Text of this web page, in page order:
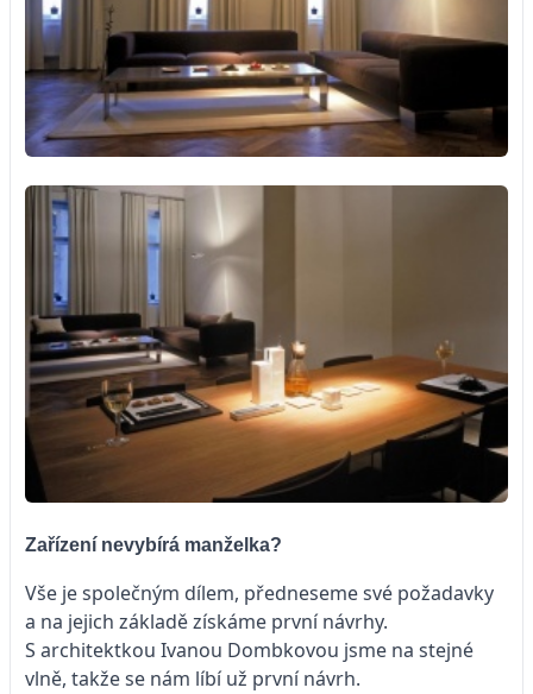
Zařízení nevybírá manželka?
Vše je společným dílem, předneseme své požadavky
a na jejich základě získáme první návrhy.
S architektkou Ivanou Dombkovou jsme na stejné
vlně, takže se nám líbí už první návrh.